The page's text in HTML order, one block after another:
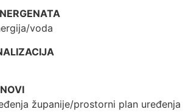
voda
županije/prostorni plan uređenja